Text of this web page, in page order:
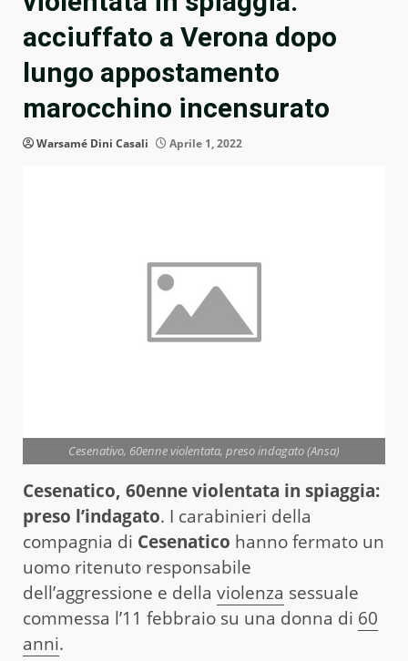
acciuffato a Verona dopo
lungo appostamento
marocchino incensurato
Warsamé Dini Casali Aprile 1, 2022
Cesenativo, 60enne violentata, preso indagato (Ansa)
Cesenatico, 60enne violentata in spiaggia:
preso l’indagato. I carabinieri della
compagnia di Cesenatico hanno fermato un
uomo ritenuto responsabile
dell’aggressione e della violenza sessuale
commessa l’11 febbraio su una donna di 60
anni.